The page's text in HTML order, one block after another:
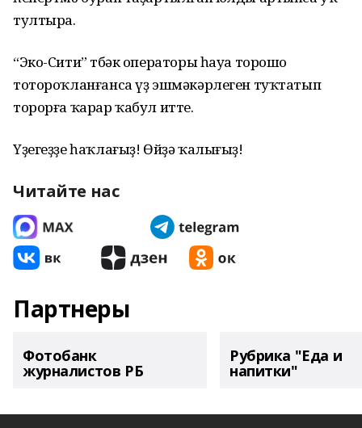
тултыра.
“Эко-Сити” төбәк операторы һауа торошо
тотороҡланғанса үҙ эшмәкәрлеген туҡтатып
торорға ҡарар ҡабул итте.
Үҙегеҙҙе һаҡлағыҙ! Өйҙә ҡалығыҙ!
Читайте нас
Партнеры
Фотобанк
журналистов РБ
Рубрика "Еда и
напитки"